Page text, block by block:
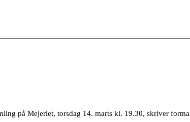
på Mejeriet, torsdag 14. marts kl. 19.30, skriver